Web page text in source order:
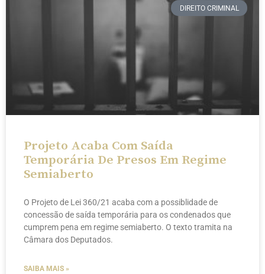
DIREITO CRIMINAL
Projeto Acaba Com Saída
Temporária De Presos Em Regime
Semiaberto
O Projeto de Lei 360/21 acaba com a possiblidade de
concessão de saída temporária para os condenados que
cumprem pena em regime semiaberto. O texto tramita na
Câmara dos Deputados.
SAIBA MAIS »